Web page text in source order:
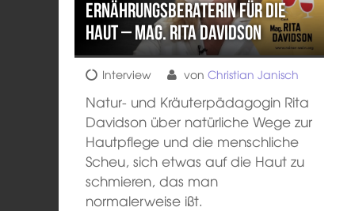
Ernährungsberaterin für die
Haut – Mag. Rita Davidson
Interview vonChristian Janisch
Natur- und Kräuterpädagogin Rita
Davidson über natürliche Wege zur
Hautpflege und die menschliche
Scheu, sich etwas auf die Haut zu
schmieren, das man
normalerweise ißt.